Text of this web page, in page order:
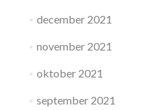
december 2021
november 2021
oktober 2021
september 2021